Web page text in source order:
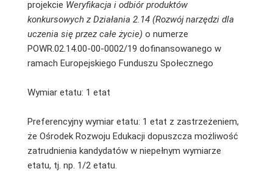
projekcie Weryfikacja i odbiór produktów
konkursowych z Działania 2.14 (Rozwój narzędzi dla
uczenia się przez całe życie) o numerze
POWR.02.14.00-00-0002/19 dofinansowanego w
ramach Europejskiego Funduszu Społecznego
Wymiar etatu: 1 etat
Preferencyjny wymiar etatu: 1 etat z zastrzeżeniem,
że Ośrodek Rozwoju Edukacji dopuszcza możliwość
zatrudnienia kandydatów w niepełnym wymiarze
etatu, tj. np. 1/2 etatu.